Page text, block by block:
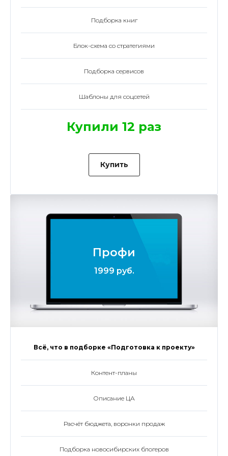
Подборка книг
Блок-схема со стратегиями
Подборка сервисов
Шаблоны для соцсетей
Купили 12 раз
Купить
Профи
1999 руб.
Всё, что в подборке «Подготовка к проекту»
Контент-планы
Описание ЦА
Расчёт бюджета, воронки продаж
Подборка новосибирских блогеров